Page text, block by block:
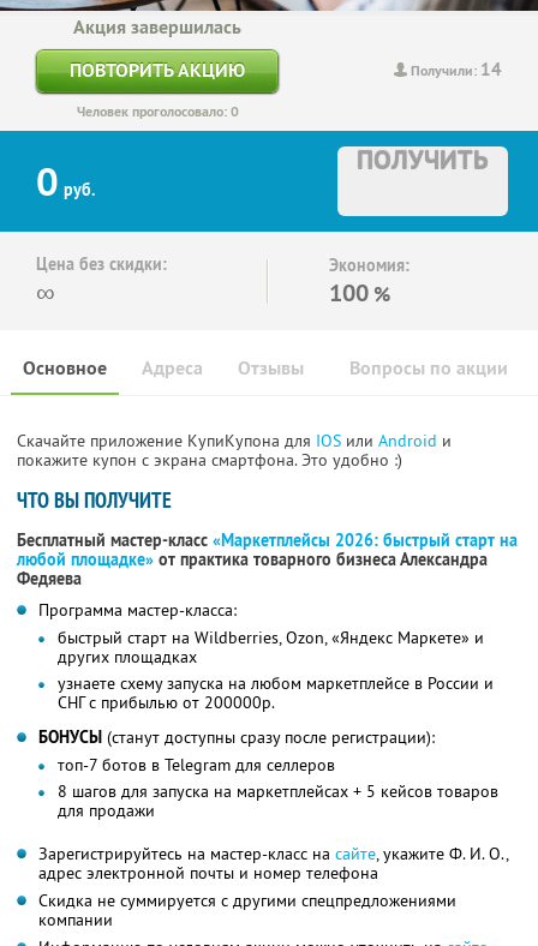
Получили: 14
Акция завершилась
ПОВТОРИТЬ АКЦИЮ
Человек проголосовало: 0
0 руб.
ПОЛУЧИТЬ
Цена без скидки:
∞
Экономия:
100 %
Основное Отзывы Вопросы по акции
Адреса
Скачайте приложение КупиКупона для IOS или Android и
покажите купон с экрана смартфона. Это удобно :)
ЧТО ВЫ ПОЛУЧИТЕ
Бесплатный мастер-класс «Маркетплейсы 2026: быстрый старт на
любой площадке» от практика товарного бизнеса Александра
Федяева
Программа мастер-класса:
быстрый старт на Wildberries, Ozon, «Яндекс Маркете» и
других площадках
узнаете схему запуска на любом маркетплейсе в России и
СНГ с прибылью от 200000р.
БОНУСЫ (станут доступны сразу после регистрации):
топ-7 ботов в Telegram для селлеров
8 шагов для запуска на маркетплейсах + 5 кейсов товаров
для продажи
Зарегистрируйтесь на мастер-класс на сайте, укажите Ф. И. О.,
адрес электронной почты и номер телефона
Скидка не суммируется с другими спецпредложениями
компании